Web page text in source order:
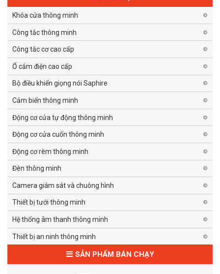
Khóa cửa thông minh
Công tắc thông minh
Công tắc cơ cao cấp
Ổ cắm điện cao cấp
Bộ điều khiển giọng nói Saphire
Cảm biến thông minh
Động cơ cửa tự động thông minh
Động cơ cửa cuốn thông minh
Động cơ rèm thông minh
Đèn thông minh
Camera giám sát và chuông hình
Thiết bị tưới thông minh
Hệ thống âm thanh thông minh
Thiết bị an ninh thông minh
SẢN PHẨM BÁN CHẠY